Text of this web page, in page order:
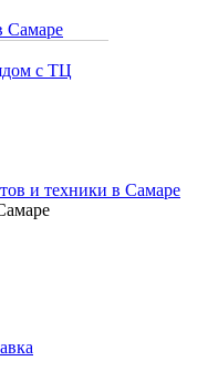
с ТЦ
и техники в Самаре